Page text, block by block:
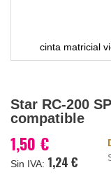
cinta matricial
al
comienzo
la
galería
Star RC-200
compatible
1,50 €
1,24 €